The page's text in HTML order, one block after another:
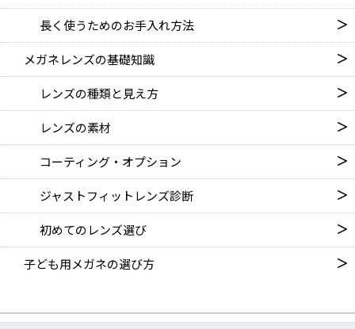
長く使うためのお手入れ方法
メガネレンズの基礎知識
レンズの種類と見え方
レンズの素材
コーティング・オプション
ジャストフィットレンズ診断
初めてのレンズ選び
子ども用メガネの選び方